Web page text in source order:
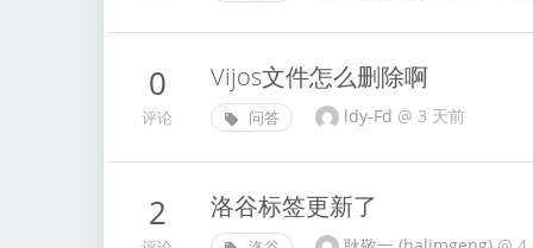
0
评论
Vijos文件怎么删除啊
问答 ldy-Fd @ 3 天前
2 洛谷标签更新了